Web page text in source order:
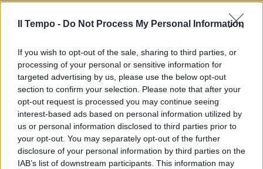
Il Tempo - Do Not Process My Personal Information
If you wish to opt-out of the sale, sharing to third parties, or
processing of your personal or sensitive information for
targeted advertising by us, please use the below opt-out
section to confirm your selection. Please note that after your
opt-out request is processed you may continue seeing
interest-based ads based on personal information utilized by
us or personal information disclosed to third parties prior to
your opt-out. You may separately opt-out of the further
disclosure of your personal information by third parties on the
IAB’s list of downstream participants. This information may
In evidenza